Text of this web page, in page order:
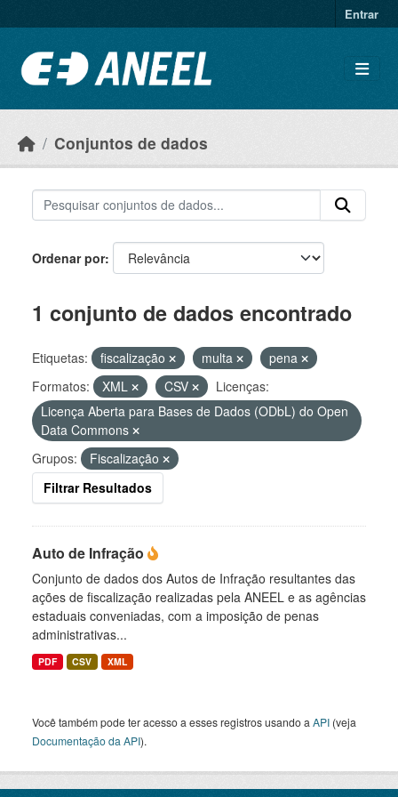
Entrar
Conjuntos de dados
Ordenar por
1 conjunto de dados encontrado
Etiquetas: fiscalização multa
pena
Formatos:
XML CSV
Licenças:
Licença Aberta para Bases de Dados (ODbL) do Open
Data Commons
Grupos:
Fiscalização
Filtrar Resultados
Auto de Infração
Conjunto de dados dos Autos de Infração resultantes das
ações de fiscalização realizadas pela ANEEL e as agências
estaduais conveniadas, com a imposição de penas
administrativas...
PDF CSV XML
Você também pode ter acesso a esses registros usando a API (veja
Documentação da API).